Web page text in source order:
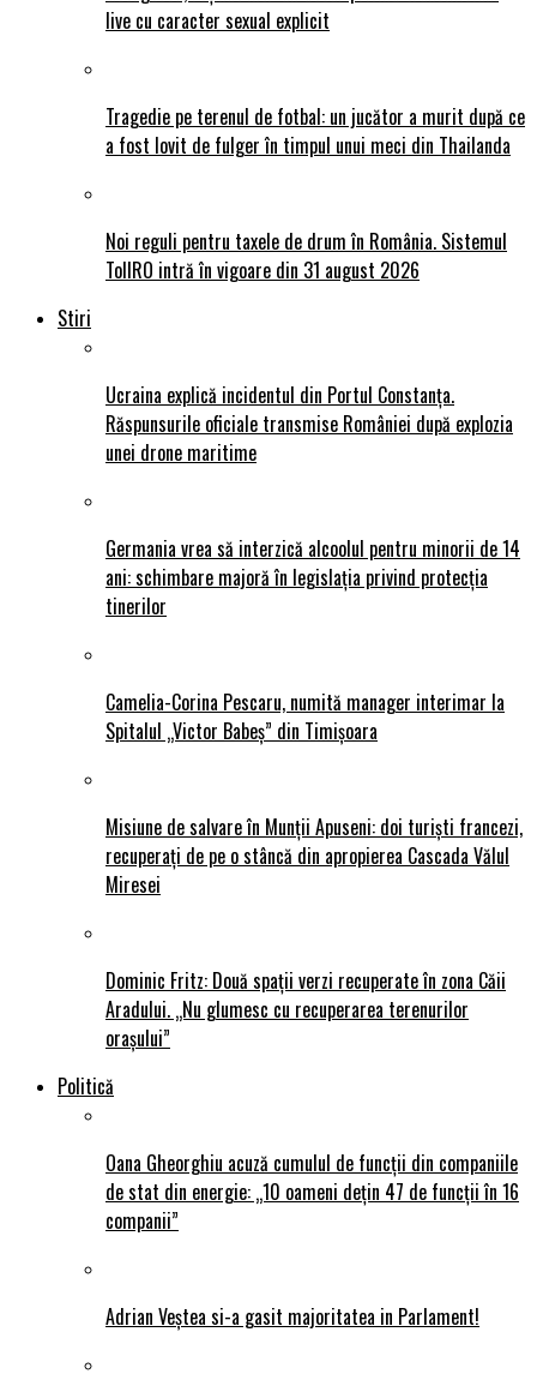
live cu caracter sexual explicit
Tragedie pe terenul de fotbal: un jucător a murit după ce
a fost lovit de fulger în timpul unui meci din Thailanda
Noi reguli pentru taxele de drum în România. Sistemul
TollRO intră în vigoare din 31 august 2026
Stiri
Ucraina explică incidentul din Portul Constanța.
Răspunsurile oficiale transmise României după explozia
unei drone maritime
Germania vrea să interzică alcoolul pentru minorii de 14
ani: schimbare majoră în legislația privind protecția
tinerilor
Camelia-Corina Pescaru, numită manager interimar la
Spitalul „Victor Babeș” din Timișoara
Misiune de salvare în Munții Apuseni: doi turiști francezi,
recuperați de pe o stâncă din apropierea Cascada Vălul
Miresei
Dominic Fritz: Două spații verzi recuperate în zona Căii
Aradului. „Nu glumesc cu recuperarea terenurilor
orașului”
Politică
Oana Gheorghiu acuză cumulul de funcții din companiile
de stat din energie: „10 oameni dețin 47 de funcții în 16
companii”
Adrian Veștea si-a gasit majoritatea in Parlament!